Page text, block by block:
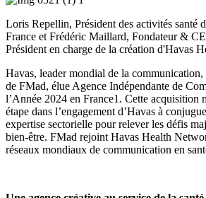
Loris Repellin, Président des activités santé
France et Frédéric Maillard, Fondateur &
Président en charge de la création d'Havas
Havas, leader mondial de la communication,
de FMad, élue Agence Indépendante de
l’Année 2024 en France1 . Cette acquisition
étape dans l’engagement d’Havas à
expertise sectorielle pour relever les défis
bien-être. FMad rejoint Havas Health
réseaux mondiaux de communication en